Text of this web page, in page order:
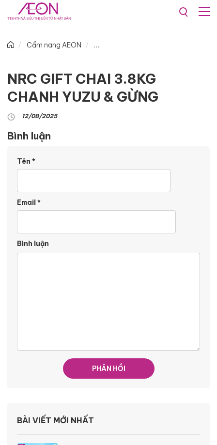
Cẩm nang AEON
NRC GIFT CHAI 3.8KG
CHANH YUZU & GỪNG
12/08/2025
Bình luận
Tên *
Email*
Bình luận
BÀI VIẾT MỚI NHẤT